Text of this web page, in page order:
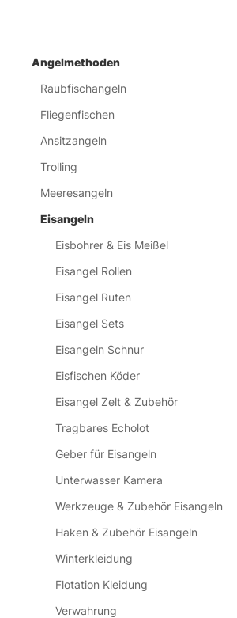
Angelmethoden
Raubfischangeln
Fliegenfischen
Ansitzangeln
Trolling
Meeresangeln
Eisangeln
Eisbohrer & Eis Meißel
Eisangel Rollen
Eisangel Ruten
Eisangel Sets
Eisangeln Schnur
Eisfischen Köder
Eisangel Zelt & Zubehör
Tragbares Echolot
Geber für Eisangeln
Unterwasser Kamera
Werkzeuge & Zubehör Eisangeln
Haken & Zubehör Eisangeln
Winterkleidung
Flotation Kleidung
Verwahrung
Westin W3 Terminal Tackle